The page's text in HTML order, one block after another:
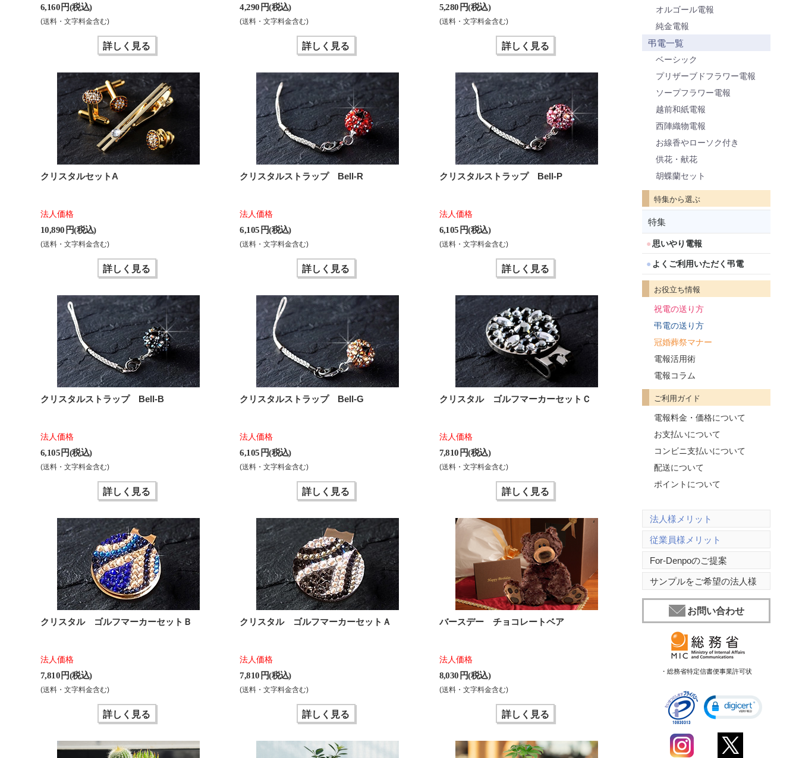
6,160 円(税込)
(送料・文字料金含む)
詳しく見る
4,290 円(税込)
(送料・文字料金含む)
詳しく見る
5,280 円(税込)
(送料・文字料金含む)
詳しく見る
クリスタルセットA
法人価格
10,890 円(税込)
(送料・文字料金含む)
詳しく見る
クリスタルストラップ Bell-R
法人価格
6,105 円(税込)
(送料・文字料金含む)
詳しく見る
クリスタルストラップ Bell-P
法人価格
6,105 円(税込)
(送料・文字料金含む)
詳しく見る
クリスタルストラップ Bell-B
法人価格
6,105 円(税込)
(送料・文字料金含む)
詳しく見る
クリスタルストラップ Bell-G
法人価格
6,105 円(税込)
(送料・文字料金含む)
詳しく見る
クリスタル ゴルフマーカーセットＣ
法人価格
7,810 円(税込)
(送料・文字料金含む)
詳しく見る
クリスタル ゴルフマーカーセットＢ
法人価格
7,810 円(税込)
(送料・文字料金含む)
詳しく見る
クリスタル ゴルフマーカーセットＡ
法人価格
7,810 円(税込)
(送料・文字料金含む)
詳しく見る
バースデー チョコレートベア
法人価格
8,030 円(税込)
(送料・文字料金含む)
詳しく見る
オルゴール電報
純金電報
弔電一覧
ベーシック
プリザーブドフラワー電報
ソープフラワー電報
越前和紙電報
西陣織物電報
お線香やローソク付き
供花・献花
胡蝶蘭セット
特集から選ぶ
特集
思いやり電報
よくご利用いただく弔電
お役立ち情報
祝電の送り方
弔電の送り方
冠婚葬祭マナー
電報活用術
電報コラム
ご利用ガイド
電報料金・価格について
お支払いについて
コンビニ支払いについて
配送について
ポイントについて
法人様メリット
従業員様メリット
For-Denpoのご提案
サンプルをご希望の法人様
お問い合わせ
・総務省特定信書便事業許可状